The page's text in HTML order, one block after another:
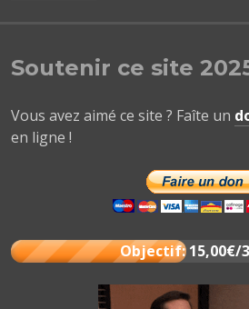
Soutenir ce site
Vous avez aimé ce site ? Faîte un
en ligne !
Objectif: 15,00€/